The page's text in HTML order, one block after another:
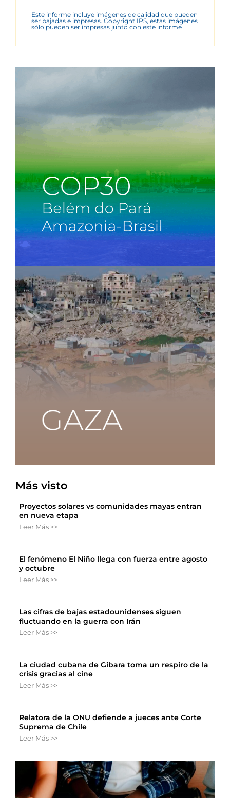
Este informe incluye imágenes de calidad que pueden
ser bajadas e impresas. Copyright IPS, estas imágenes
sólo pueden ser impresas junto con este informe
Más visto
Proyectos solares vs comunidades mayas entran
en nueva etapa
Leer Más >>
El fenómeno El Niño llega con fuerza entre agosto
y octubre
Leer Más >>
Las cifras de bajas estadounidenses siguen
fluctuando en la guerra con Irán
Leer Más >>
La ciudad cubana de Gibara toma un respiro de la
crisis gracias al cine
Leer Más >>
Relatora de la ONU defiende a jueces ante Corte
Suprema de Chile
Leer Más >>